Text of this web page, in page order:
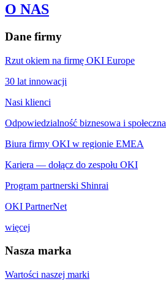
O NAS
Dane firmy
Rzut okiem na firmę OKI Europe
30 lat innowacji
Nasi klienci
Odpowiedzialność biznesowa i społeczna
Biura firmy OKI w regionie EMEA
Kariera — dołącz do zespołu OKI
Program partnerski Shinrai
OKI PartnerNet
więcej
Nasza marka
Wartości naszej marki